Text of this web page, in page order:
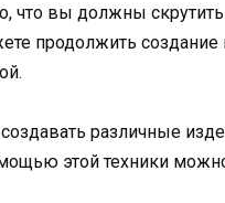
что вы должны
продолжить
различные
этой техники